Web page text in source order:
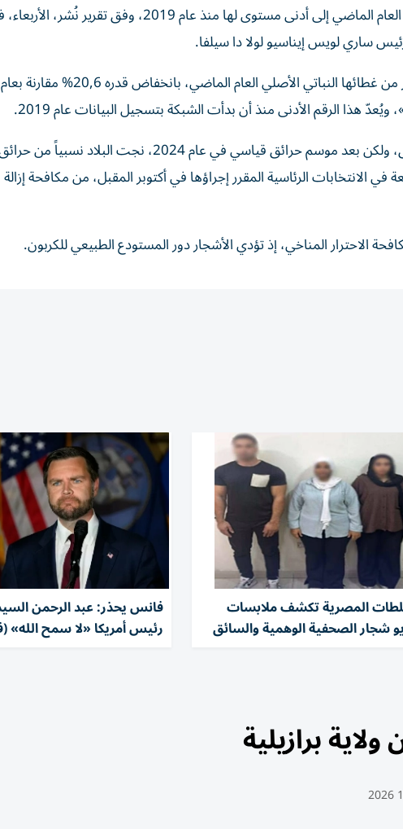
انخفضت إزالة الغابات في منطقة الأمازون البرازيلية العام الماضي إلى أدنى مستوى لها منذ عام
ساري لويس إيناسيو لولا دا سيلفا.
هذا الرقم الأدنى منذ أن بدأت الشبكة بتسجيل البيانات عام 2019.
هذا الرقم لا يشمل الغابات التي تضررت جراء الحرائق، ولكن بعد موسم حرائق قياسي في عام 2024، نجت
الانتخابات الرئاسية المقرر إجراؤها في أكتوبر المقبل، من مكافحة
الاحترار المناخي، إذ تؤدي الأشجار دور المستودع الطبيعي للكربون.
المصرية تكشف ملابسات
شجار الصحفية الوهمية والسائق
فانس يحذر: عبد الرحمن
رئيس أمريكا «لا سمح الله»
برازيلية